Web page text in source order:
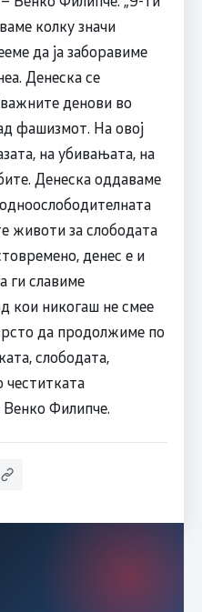
колку значи
да ја заборавиме
Денеска се
денови во
фашизмот. На овој
на убивањата, на
Денеска оддаваме
животи за слободата
денес е и
ги славиме
кои никогаш не смее
да продолжиме по
слободата,
честитката
Филипче.